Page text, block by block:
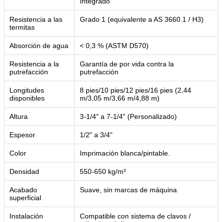
Resistencia a las
termitas
Grado 1 (equivalente a AS 3660.1 / H3)
Absorción de agua < 0,3 % (ASTM D570)
Resistencia a la
putrefacción
Garantía de por vida contra la
putrefacción
Longitudes
disponibles
8 pies/10 pies/12 pies/16 pies (2,44
m/3,05 m/3,66 m/4,88 m)
Altura 3-1/4" a 7-1/4" (Personalizado)
Espesor 1/2" a 3/4"
Color Imprimación blanca/pintable.
Densidad 550-650 kg/m³
Acabado
superficial
Suave, sin marcas de máquina
Instalación
Compatible con sistema de clavos /